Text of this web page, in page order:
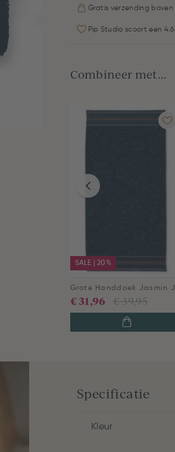
Gratis verzending boven
Pip Studio scoort een
Combineer met...
SALE | 20%
€ 39,95
€ 31,96
Specificatie
Kleur